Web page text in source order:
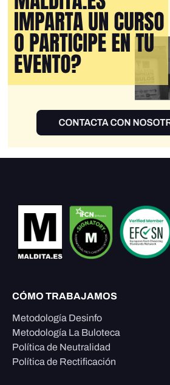
CÓMO TRABAJAMOS
Metodología Desinfo
Metodología La Buloteca
Política de Neutralidad
Política de Rectificación